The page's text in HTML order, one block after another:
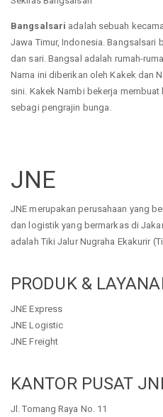
Bangsalsari adalah sebuah
Jawa Timur, Indonesia. Bangsalsari
dan sari. Bangsal adalah rumah-
Nama ini diberikan oleh Kakek dan
sini. Kakek Nambi bekerja
sebagi pengrajin bunga.
JNE
JNE merupakan perusahaan yang
dan logistik yang bermarkas di
adalah Tiki Jalur Nugraha Ekakurir
PRODUK &
JNE Express
JNE Logistic
JNE Freight
KANTOR PUSAT
Jl. Tomang Raya No. 11